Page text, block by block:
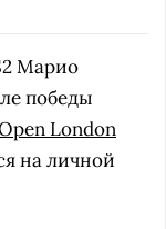
Марио
победы
London
на личной